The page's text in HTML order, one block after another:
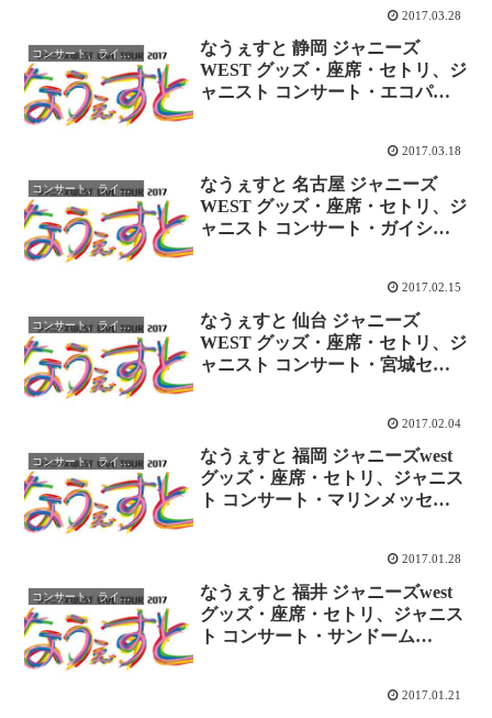
2017.03.28
コンサート、ライブレポ
なうぇすと 静岡 ジャニーズ
WEST グッズ・座席・セトリ、ジ
ャニスト コンサート・エコパ
2017.03.18
コンサート、ライブレポ
なうぇすと 名古屋 ジャニーズ
WEST グッズ・座席・セトリ、ジ
ャニスト コンサート・ガイシホ
2017.02.15
コンサート、ライブレポ
なうぇすと 仙台 ジャニーズ
WEST グッズ・座席・セトリ、ジ
ャニスト コンサート・宮城セキ
2017.02.04
コンサート、ライブレポ
なうぇすと 福岡 ジャニーズwest
グッズ・座席・セトリ、ジャニス
ト コンサート・マリンメッセ
2017.01.28
コンサート、ライブレポ
なうぇすと 福井 ジャニーズwest
グッズ・座席・セトリ、ジャニス
ト コンサート・サンドーム
2017.01.21